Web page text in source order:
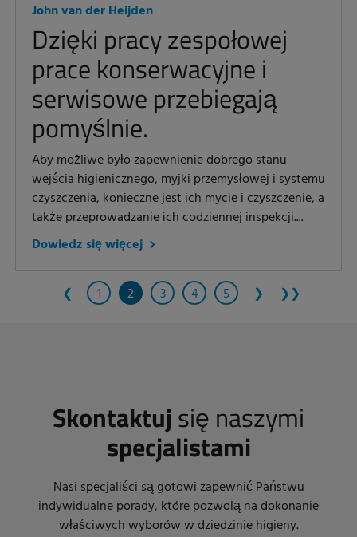
John van der Heijden
Dzięki pracy zespołowej
prace konserwacyjne i
serwisowe przebiegają
pomyślnie.
Aby możliwe było zapewnienie dobrego stanu
wejścia higienicznego, myjki przemysłowej i systemu
czyszczenia, konieczne jest ich mycie i czyszczenie, a
także przeprowadzanie ich codziennej inspekcji....
Dowiedz się więcej
❮ 1 2 3 4 5 ❯ ❯❯
Skontaktujsię naszymi
specjalistami
Nasi specjaliści są gotowi zapewnić Państwu
indywidualne porady, które pozwolą na dokonanie
właściwych wyborów w dziedzinie higieny.